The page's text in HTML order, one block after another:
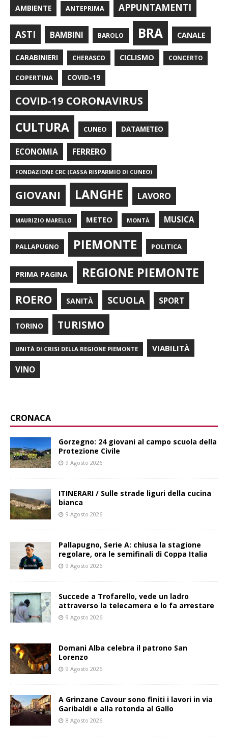
AMBIENTE ANTEPRIMA APPUNTAMENTI
ASTI BAMBINI BAROLO BRA CANALE
CARABINIERI CHERASCO CICLISMO CONCERTO
COPERTINA COVID-19
COVID-19 CORONAVIRUS
CULTURA CUNEO DATAMETEO
ECONOMIA FERRERO
FONDAZIONE CRC (CASSA RISPARMIO DI CUNEO)
GIOVANI LANGHE LAVORO
MAURIZIO MARELLO METEO MONTÀ MUSICA
PALLAPUGNO PIEMONTE POLITICA
PRIMA PAGINA REGIONE PIEMONTE
ROERO SANITÀ SCUOLA SPORT
TORINO TURISMO
UNITÀ DI CRISI DELLA REGIONE PIEMONTE VIABILITÀ
VINO
CRONACA
Gorzegno: 24 giovani al campo scuola della
Protezione Civile
9 Agosto 2026
ITINERARI / Sulle strade liguri della cucina
bianca
9 Agosto 2026
Pallapugno, Serie A: chiusa la stagione
regolare, ora le semifinali di Coppa Italia
9 Agosto 2026
Succede a Trofarello, vede un ladro
attraverso la telecamera e lo fa arrestare
9 Agosto 2026
Domani Alba celebra il patrono San
Lorenzo
9 Agosto 2026
A Grinzane Cavour sono finiti i lavori in via
Garibaldi e alla rotonda al Gallo
8 Agosto 2026